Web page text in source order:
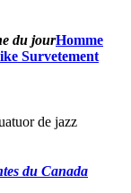
du jourHomme
Survetement
de jazz
du Canada